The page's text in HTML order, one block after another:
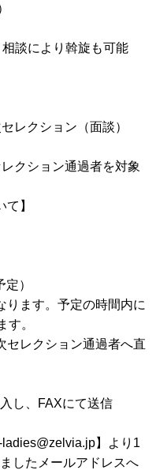
談により斡旋も可能
レクション（面談）
クション通過者を対象
】
）
ます。予定の時間内に
す。
セレクション通過者へ直
し、FAXにて送信
】より1
したメールアドレスへ